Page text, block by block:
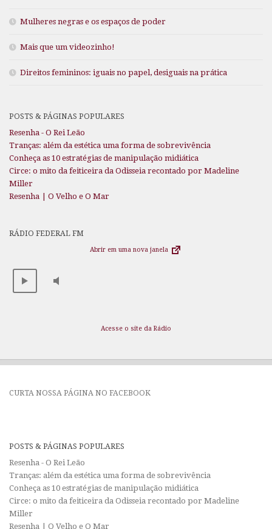
Mulheres negras e os espaços de poder
Mais que um videozinho!
Direitos femininos: iguais no papel, desiguais na prática
POSTS & PÁGINAS POPULARES
Resenha - O Rei Leão
Tranças: além da estética uma forma de sobrevivência
Conheça as 10 estratégias de manipulação midiática
Circe: o mito da feiticeira da Odisseia recontado por Madeline
Miller
Resenha | O Velho e O Mar
RÁDIO FEDERAL FM
Abrir em uma nova janela
Acesse o site da Rádio
CURTA NOSSA PÁGINA NO FACEBOOK
POSTS & PÁGINAS POPULARES
Resenha - O Rei Leão
Tranças: além da estética uma forma de sobrevivência
Conheça as 10 estratégias de manipulação midiática
Circe: o mito da feiticeira da Odisseia recontado por Madeline
Miller
Resenha | O Velho e O Mar